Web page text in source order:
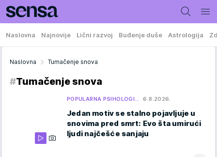
Naslovna Najnovije Lični razvoj Buđenje duše Astrologija
Naslovna Tumačenje snova
#Tumačenje snova
POPULARNA PSIHOLOGI… 6.8.2026.
Jedan motiv se stalno pojavljuje u
snovima pred smrt: Evo šta umirući
ljudi najčešće sanjaju